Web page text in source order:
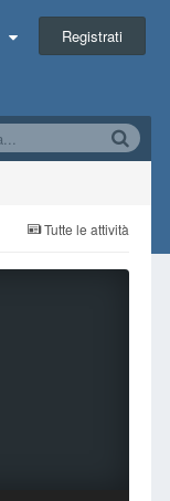
Registrati
Tutte le attività